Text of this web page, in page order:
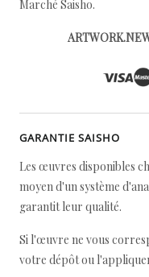
Marché Saisho.
GARANTIE SAISHO
Les œuvres disponibles
moyen d'un système
garantit leur qualité.
Si l'œuvre ne vous
votre dépôt ou